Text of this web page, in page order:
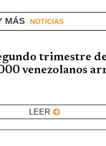
MÁS NOTICIAS
trimestre
venezolanos
LEER